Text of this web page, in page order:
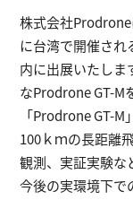
株式会社Prodrone
に台湾で開催され
内に出展いたしま
なProdrone GT-M
「Prodrone GT-
100ｋｍの長距離
観測、実証実験な
今後の実環境下で